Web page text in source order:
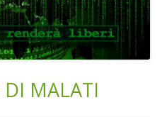
DI MALATI